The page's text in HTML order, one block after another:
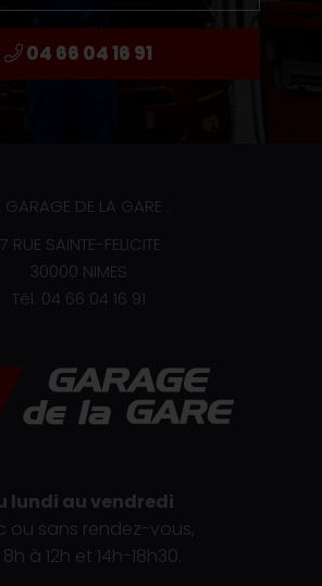
04 66 04 16 91
GARAGE DE LA GARE :
RUE SAINTE-FELICITE
30000 NIMES
Tél. 04 66 04 16 91
lundi au vendredi
ou sans rendez-vous,
à 12h et 14h-18h30.